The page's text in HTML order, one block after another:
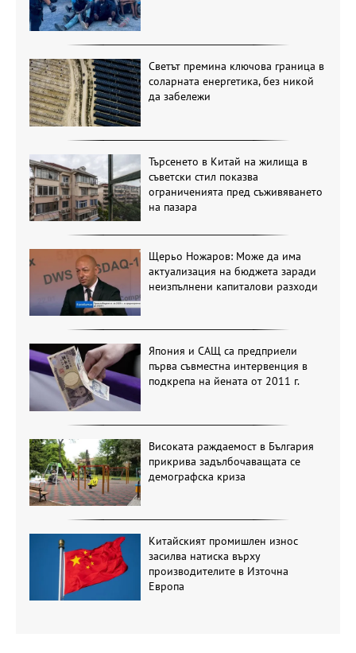
Светът премина ключова граница в
соларната енергетика, без никой
да забележи
Търсенето в Китай на жилища в
съветски стил показва
ограниченията пред съживяването
на пазара
Щерьо Ножаров: Може да има
актуализация на бюджета заради
неизпълнени капиталови разходи
Япония и САЩ са предприели
първа съвместна интервенция в
подкрепа на йената от 2011 г.
Високата раждаемост в България
прикрива задълбочаващата се
демографска криза
Китайският промишлен износ
засилва натиска върху
производителите в Източна
Европа